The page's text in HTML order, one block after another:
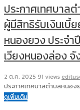
ประกาศเทศบาล
ผู้มีสิทธิรับเงินเบี้
หนองยวง ประจ
เวียงหนองล่อง
2 ต.ค. 2025 91 views
ประกาศเทศบาลตำบลหนอ
ดูเพิ่มเติม